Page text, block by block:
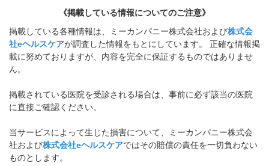
《掲載している情報についてのご注意》
掲載している各種情報は、ミーカンパニー株式会社および株式会
社eヘルスケアが調査した情報をもとにしています。 正確な情報掲
載に努めておりますが、内容を完全に保証するものではありませ
ん。
掲載されている医院を受診される場合は、事前に必ず該当の医院
に直接ご確認ください。
当サービスによって生じた損害について、ミーカンパニー株式会
社および株式会社eヘルスケアではその賠償の責任を一切負わない
ものとします。